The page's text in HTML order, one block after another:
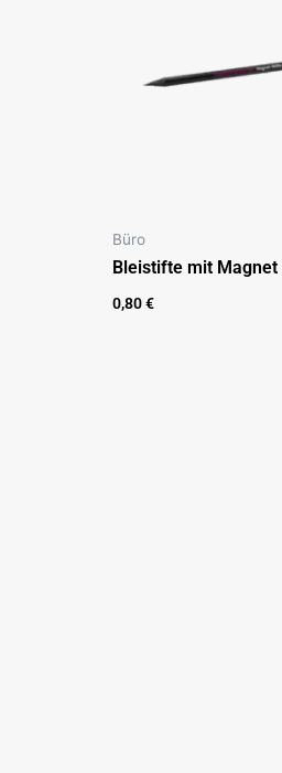
Büro
Bleistifte mit Magnet
0,80€